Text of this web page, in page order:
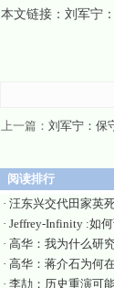
本文链接： 刘军宁
上一篇： 刘军宁：保
阅读排行
· 汪东兴交代田家英
· Jeffrey-Infinity :如
· 高华：我为什么研
· 高华：蒋介石为何
· 李劼；历史重演可